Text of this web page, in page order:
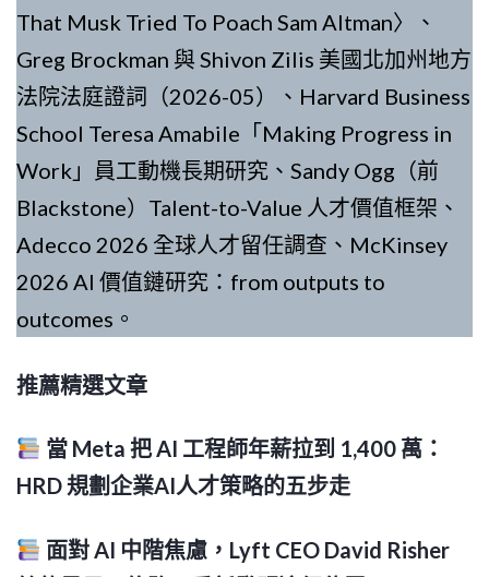
That Musk Tried To Poach Sam Altman〉、
Greg Brockman 與 Shivon Zilis 美國北加州地方
法院法庭證詞（2026-05）、Harvard Business
School Teresa Amabile「Making Progress in
Work」員工動機長期研究、Sandy Ogg（前
Blackstone）Talent-to-Value 人才價值框架、
Adecco 2026 全球人才留任調查、McKinsey
2026 AI 價值鏈研究：from outputs to
outcomes。
推薦精選文章
當 Meta 把 AI 工程師年薪拉到 1,400 萬：
HRD 規劃企業AI人才策略的五步走
面對 AI 中階焦慮，Lyft CEO David Risher